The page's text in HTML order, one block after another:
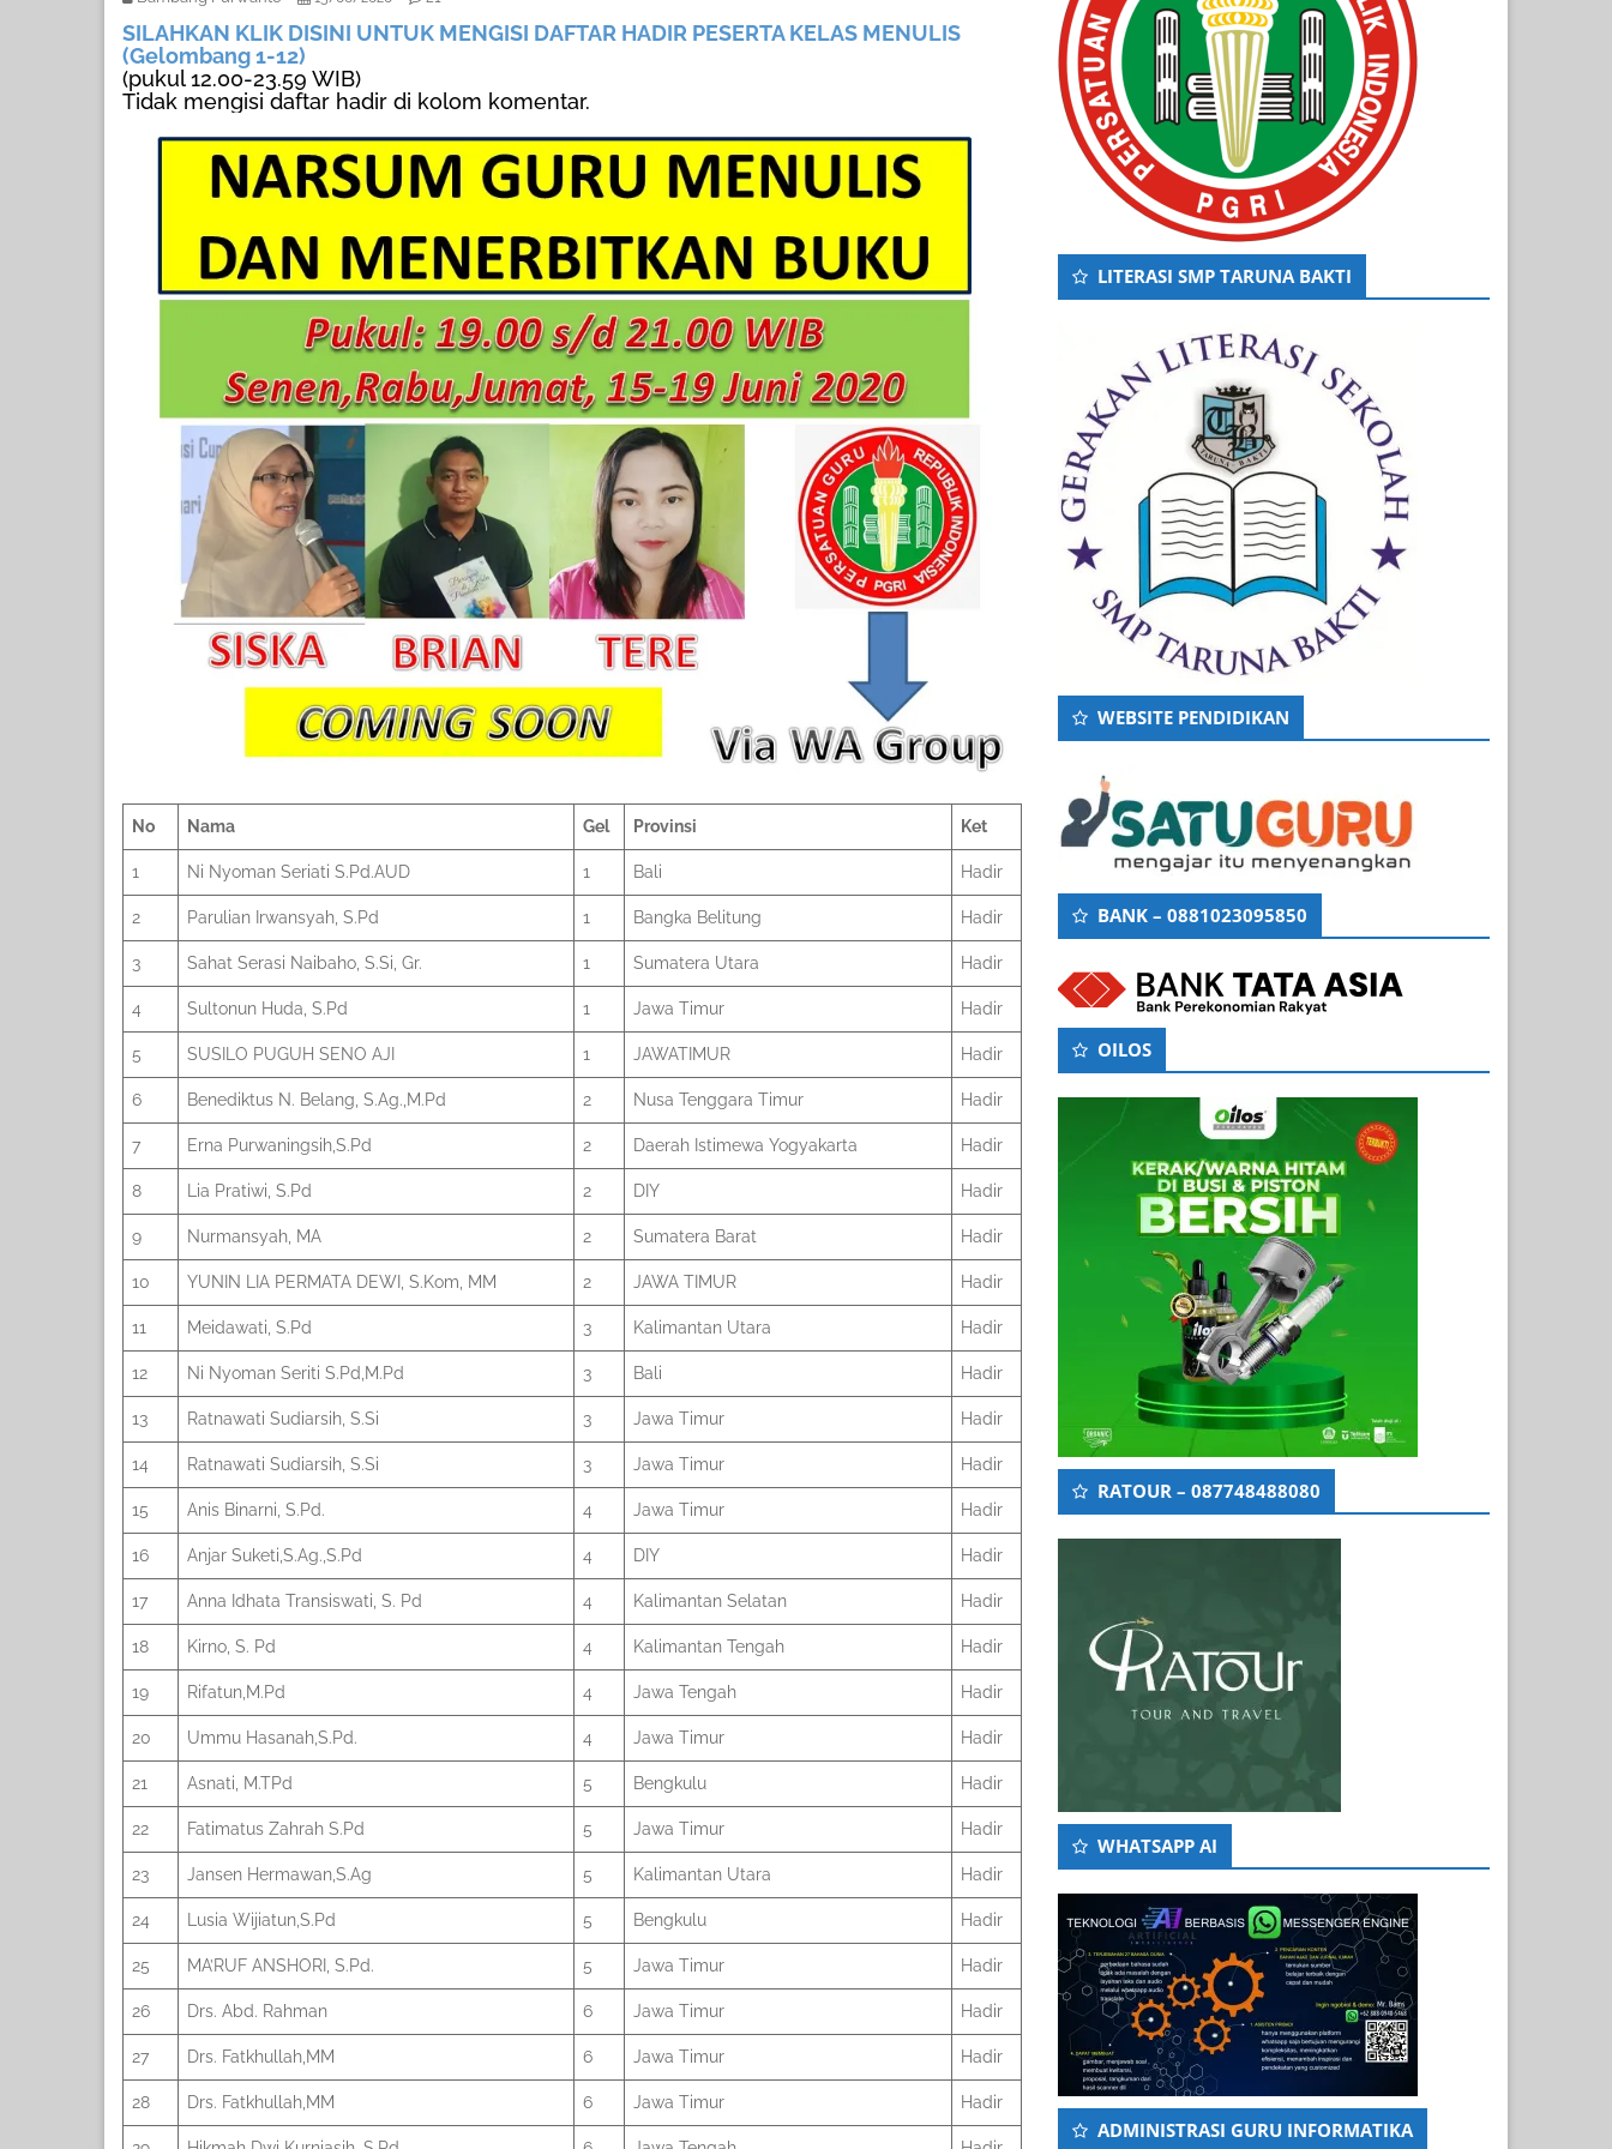
SILAHKAN KLIK DISINI UNTUK MENGISI DAFTAR HADIR PESERTA KELAS MENULIS
(Gelombang 1-12)
(pukul 12.00-23.59 WIB)
Tidak mengisi daftar hadir di kolom komentar.
No Nama Gel Provinsi Ket
1 Ni Nyoman Seriati S.Pd.AUD 1 Bali Hadir
2 Parulian Irwansyah, S.Pd 1 Bangka Belitung Hadir
3 Sahat Serasi Naibaho, S.Si, Gr. 1 Sumatera Utara Hadir
4 Sultonun Huda, S.Pd 1 Jawa Timur Hadir
5 SUSILO PUGUH SENO AJI 1 JAWATIMUR Hadir
6 Benediktus N. Belang, S.Ag.,M.Pd 2 Nusa Tenggara Timur Hadir
7 Erna Purwaningsih,S.Pd 2 Daerah Istimewa Yogyakarta Hadir
8 Lia Pratiwi, S.Pd 2 DIY Hadir
9 Nurmansyah, MA 2 Sumatera Barat Hadir
10 YUNIN LIA PERMATA DEWI, S.Kom, MM 2 JAWA TIMUR Hadir
11 Meidawati, S.Pd 3 Kalimantan Utara Hadir
12 Ni Nyoman Seriti S.Pd,M.Pd 3 Bali Hadir
13 Ratnawati Sudiarsih, S.Si 3 Jawa Timur Hadir
14 Ratnawati Sudiarsih, S.Si 3 Jawa Timur Hadir
15 Anis Binarni, S.Pd. 4 Jawa Timur Hadir
16 Anjar Suketi,S.Ag.,S.Pd 4 DIY Hadir
17 Anna Idhata Transiswati, S. Pd 4 Kalimantan Selatan Hadir
18 Kirno, S. Pd 4 Kalimantan Tengah Hadir
19 Rifatun,M.Pd 4 Jawa Tengah Hadir
20 Ummu Hasanah,S.Pd. 4 Jawa Timur Hadir
21 Asnati, M.TPd 5 Bengkulu Hadir
22 Fatimatus Zahrah S.Pd 5 Jawa Timur Hadir
23 Jansen Hermawan,S.Ag 5 Kalimantan Utara Hadir
24 Lusia Wijiatun,S.Pd 5 Bengkulu Hadir
25 MA’RUF ANSHORI, S.Pd. 5 Jawa Timur Hadir
26 Drs. Abd. Rahman 6 Jawa Timur Hadir
27 Drs. Fatkhullah,MM 6 Jawa Timur Hadir
28 Drs. Fatkhullah,MM 6 Jawa Timur Hadir
LITERASI SMP TARUNA BAKTI
WEBSITE PENDIDIKAN
BANK – 0881023095850
OILOS
RATOUR – 087748488080
WHATSAPP AI
ADMINISTRASI GURU INFORMATIKA